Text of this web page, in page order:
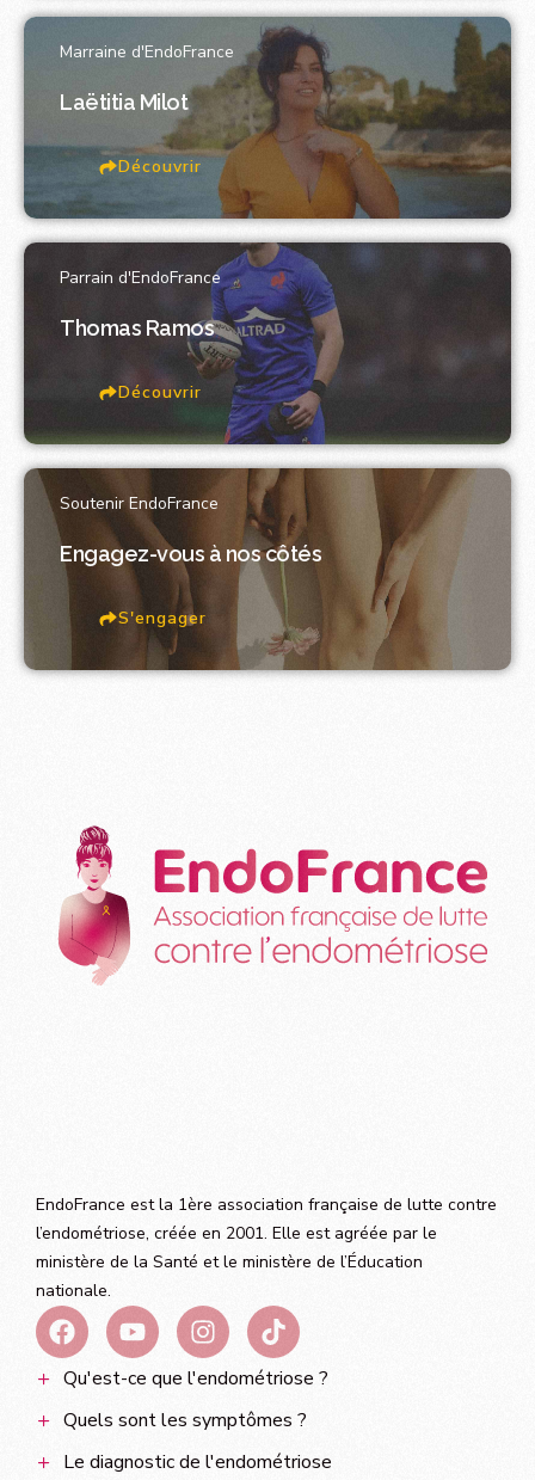
Marraine d'EndoFrance
Laëtitia Milot
Découvrir
Parrain d'EndoFrance
Thomas Ramos
Découvrir
Soutenir EndoFrance
Engagez-vous à nos côtés
S'engager
EndoFrance est la 1ère association française de lutte contre
l’endométriose, créée en 2001. Elle est agréée par le
ministère de la Santé et le ministère de l’Éducation
nationale.
Qu'est-ce que l'endométriose ?
Quels sont les symptômes ?
Le diagnostic de l'endométriose